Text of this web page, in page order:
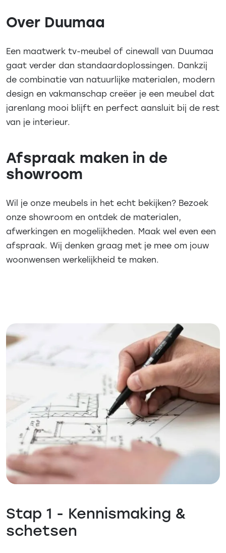
Over Duumaa
Een maatwerk tv-meubel of cinewall van Duumaa
gaat verder dan standaardoplossingen. Dankzij
de combinatie van natuurlijke materialen, modern
design en vakmanschap creëer je een meubel dat
jarenlang mooi blijft en perfect aansluit bij de rest
van je interieur.
Afspraak maken in de
showroom
Wil je onze meubels in het echt bekijken? Bezoek
onze showroom en ontdek de materialen,
afwerkingen en mogelijkheden. Maak wel even een
afspraak. Wij denken graag met je mee om jouw
woonwensen werkelijkheid te maken.
Stap 1 - Kennismaking &
schetsen